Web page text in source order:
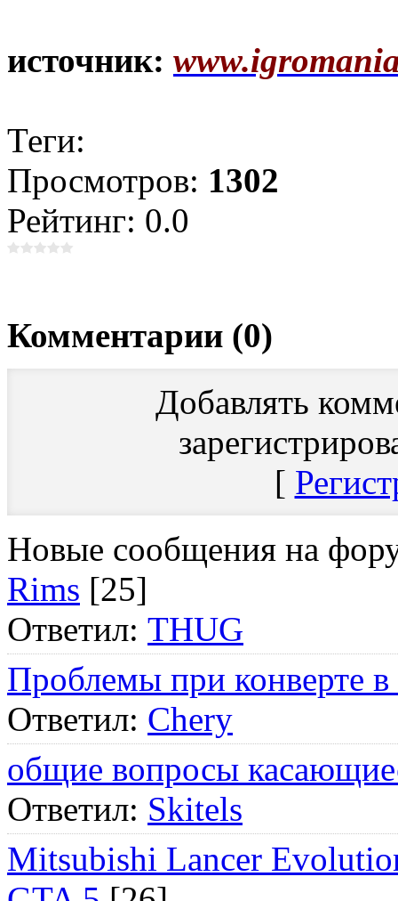
источник:
Теги:
Просмотров: 1302
Рейтинг: 0.0
Комментарии (0)
Добавлять
[
Новые сообщения на
Rims [25]
Ответил: THUG
Проблемы при конверте
Ответил: Chery
общие вопросы
Ответил: Skitels
Mitsubishi Lancer